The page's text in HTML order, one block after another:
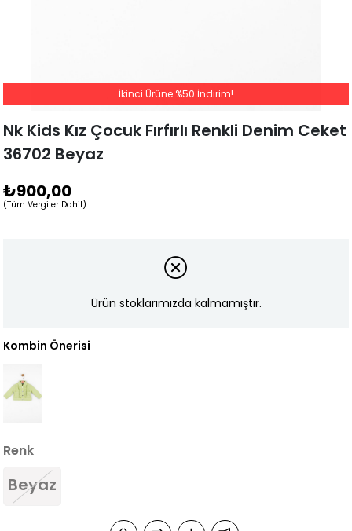
Nk Kids Kız Çocuk Fırfırlı Renkli Denim Ceket
36702 Beyaz
₺900,00
(Tüm Vergiler Dahil)
İkinci Ürüne %50 İndirim!
Ürün stoklarımızda kalmamıştır.
Kombin Önerisi
Renk
Beyaz